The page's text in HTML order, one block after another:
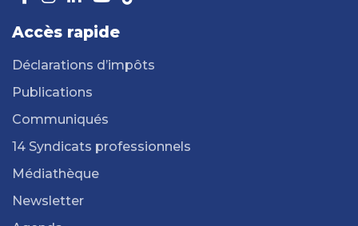
Accès rapide
Déclarations d’impôts
Publications
Communiqués
14 Syndicats professionnels
Médiathèque
Newsletter